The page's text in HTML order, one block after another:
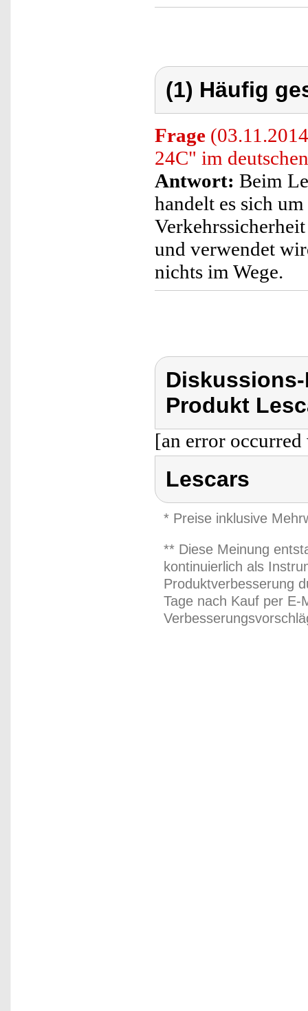
(1) Häufig
Frage
24C" im
Antwort: Beim
handelt es sich
und verwendet
nichts im Wege.
Produkt
[an error
Lescars
* Preise inklusive
** Diese Meinung
kontinuierlich als
Produktverbesserung
Tage nach Kauf per E-